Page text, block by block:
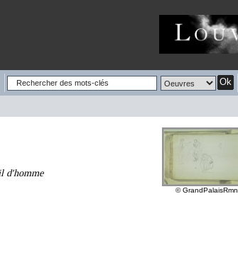
Ok
© GrandPalaisRmn
d'homme